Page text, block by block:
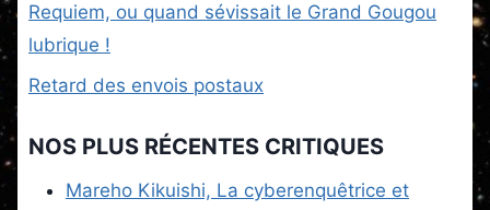
Requiem, ou quand sévissait le Grand Gougou
lubrique !
Retard des envois postaux
NOS PLUS RÉCENTES CRITIQUES
Mareho Kikuishi, La cyberenquêtrice et